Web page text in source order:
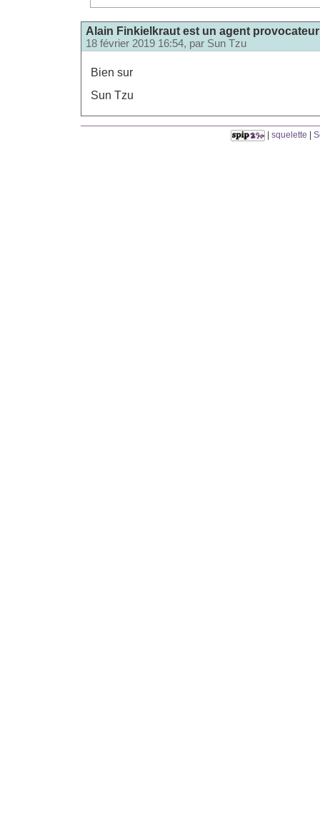
Alain Finkielkraut est un agent
18 février 2019 16:54, par Sun Tzu
Bien sur
Sun Tzu
| squelette |